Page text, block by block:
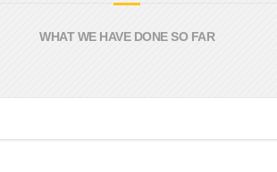
WHAT WE HAVE DONE SO FAR